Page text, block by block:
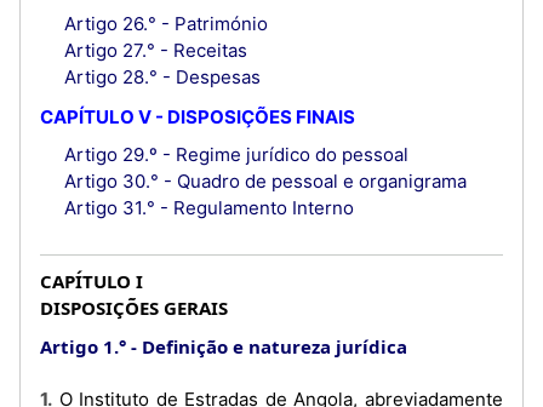
Artigo 26.° - Património
Artigo 27.° - Receitas
Artigo 28.° - Despesas
CAPÍTULO V - DISPOSIÇÕES FINAIS
Artigo 29.º - Regime jurídico do pessoal
Artigo 30.° - Quadro de pessoal e organigrama
Artigo 31.° - Regulamento Interno
CAPÍTULO I
DISPOSIÇÕES GERAIS
Artigo 1.°
Definição e natureza jurídica
1. O Instituto de Estradas de Angola, abreviadamente